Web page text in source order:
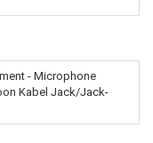
- Microphone
Kabel Jack/Jack-